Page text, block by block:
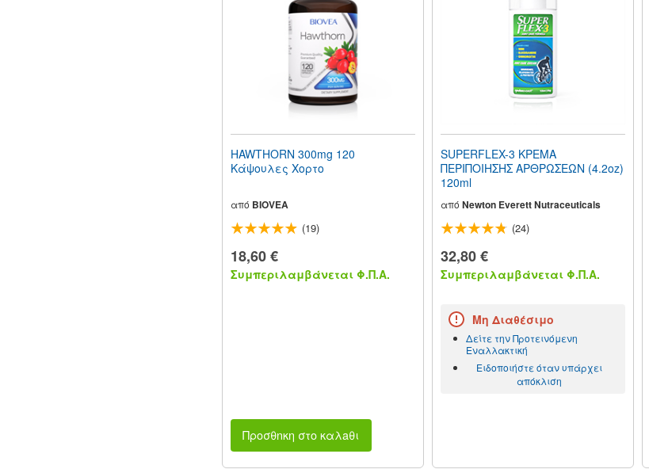
HAWTHORN 300mg 120
Κάψουλες Χορτο
από BIOVEA
(19)
18,60 €
Συμπεριλαμβάνεται Φ.Π.Α.
Προσθnκη στο καλaθι
SUPERFLEX-3 ΚΡΕΜΑ
ΠΕΡΙΠΟΙΗΣΗΣ ΑΡΘΡΩΣΕΩΝ (4.2oz)
120ml
από Newton Everett Nutraceuticals
(24)
32,80 €
Συμπεριλαμβάνεται Φ.Π.Α.
Μη Διαθέσιμο
Δείτε την Προτεινόμενη
Εναλλακτική
Ειδοποιήστε όταν υπάρχει
απόκλιση